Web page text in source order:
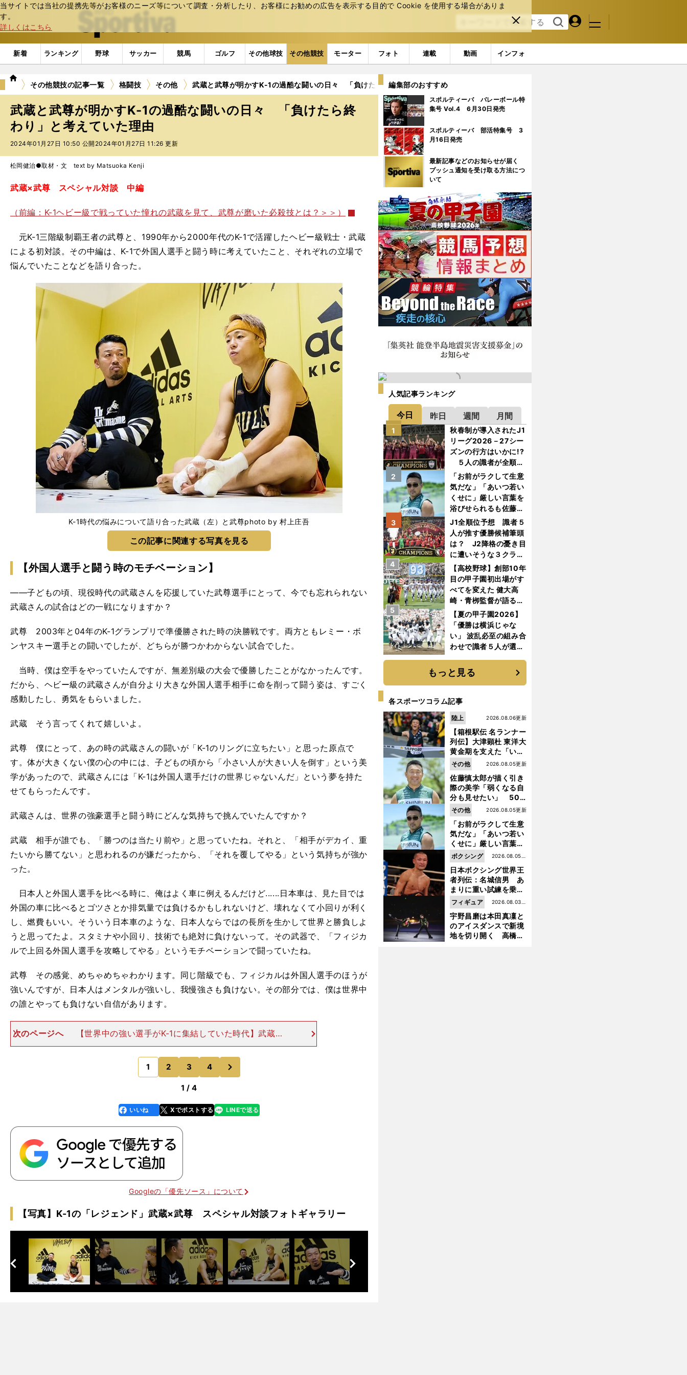
当サイトでは当社の提携先等がお客様のニーズ等について調査・分析したり、お客様にお勧めの広告を表⽰する⽬的で Cookie を使⽤する場合がありま
す。
詳しくはこちら
閉じ
る
web Sportiva (webスポルティーバ)
検索
る
マイペ
ジ
メニュ
新着 ランキング 野球 サッカー 競馬 ゴルフ その他球技 その他競技 モーター フォト 連載 動画 インフォ
we
ポ
ル
テ
ィ
ー
バ
その他競技の記事一覧 格闘技 その他 武蔵と武尊が明かすK-1の過酷な闘いの日々 「負けたら終わり」と考えていた理由
武蔵と武尊が明かすK-1の過酷な闘いの日々 「負けたら終
わり」と考えていた理由
2024年01月27日 10:50 公開 2024年01月27日 11:26 更新
松岡健治●取材・文 text by Matsuoka Kenji
武蔵×武尊 スペシャル対談 中編
（前編：K-1ヘビー級で戦っていた憧れの武蔵を見て、武尊が磨いた必殺技とは？＞＞）
元K-1三階級制覇王者の武尊と、1990年から2000年代のK-1で活躍したヘビー級戦士・武蔵
による初対談。その中編は、K-1で外国人選手と闘う時に考えていたこと、それぞれの立場で
悩んでいたことなどを語り合った。
K-1時代の悩みについて語り合った武蔵（左）と武尊photo by 村上庄吾
この記事に関連する写真を見る
【外国人選手と闘う時のモチベーション】
――子どもの頃、現役時代の武蔵さんを応援していた武尊選手にとって、今でも忘れられない
武蔵さんの試合はどの一戦になりますか？
武尊 2003年と04年のK-1グランプリで準優勝された時の決勝戦です。両方ともレミー・ボ
ンヤスキー選手との闘いでしたが、どちらが勝つかわからない試合でした。
当時、僕は空手をやっていたんですが、無差別級の大会で優勝したことがなかったんです。
だから、ヘビー級の武蔵さんが自分より大きな外国人選手相手に命を削って闘う姿は、すごく
感動したし、勇気をもらいました。
武蔵 そう言ってくれて嬉しいよ。
武尊 僕にとって、あの時の武蔵さんの闘いが「K-1のリングに立ちたい」と思った原点で
す。体が大きくない僕の心の中には、子どもの頃から「小さい人が大きい人を倒す」という美
学があったので、武蔵さんには「K-1は外国人選手だけの世界じゃないんだ」という夢を持た
せてもらったんです。
武蔵さんは、世界の強豪選手と闘う時にどんな気持ちで挑んでいたんですか？
武蔵 相手が誰でも、「勝つのは当たり前や」と思っていたね。それと、「相手がデカイ、重
たいから勝てない」と思われるのが嫌だったから、「それを覆してやる」という気持ちが強か
った。
日本人と外国人選手を比べる時に、俺はよく車に例えるんだけど......日本車は、見た目では
外国の車に比べるとゴツさとか排気量では負けるかもしれないけど、壊れなくて小回りが利く
し、燃費もいい。そういう日本車のような、日本人ならではの長所を生かして世界と勝負しよ
うと思ってたよ。スタミナや小回り、技術でも絶対に負けないって。その武器で、「フィジカ
ルで上回る外国人選手を攻略してやる」というモチベーションで闘っていたね。
武尊 その感覚、めちゃめちゃわかります。同じ階級でも、フィジカルは外国人選手のほうが
強いんですが、日本人はメンタルが強いし、我慢強さも負けない。その部分では、僕は世界中
の誰とやっても負けない自信があります。
次のページへ
【世界中の強い選手がK-1に集結していた時代】武蔵
メンタルを鍛えられたという意味では、俺も武尊くんも空手出身という
こともあるだろうね。基本、試合は"無差別級"だし、普段の稽古でも体
重は関係なく（相
1 2 3 4
のページへ
1 / 4
faceboo
k
いいね Xでポストする
line LINEで送る
Googleの「優先ソース」について
【写真】K-1の「レジェンド」武蔵×武尊 スペシャル対談フォトギャラリー
次
へ
へ
編集部のおすすめ
スポルティーバ バレーボール特
集号 Vol.4 6月30日発売
スポルティーバ 部活特集号 3
月16日発売
最新記事などのお知らせが届く
プッシュ通知を受け取る方法につ
いて
人気記事ランキング
今日 昨日 週間 月間
秋春制が導入されたJ1
リーグ2026－27シー
ズンの行方はいかに!?
５人の識者が全順位
を大胆予想
1
「お前がラクして生意
気だな」「あいつ若い
くせに」厳しい言葉を
浴びせられるも佐藤慎
太郎が貫いた誇りとフ
ァンへの思い
2
J1全順位予想 識者５
人が推す優勝候補筆頭
は？ J2降格の憂き目
に遭いそうな３クラブ
とは？
3
【高校野球】創部10年
目の甲子園初出場がす
べてを変えた 健大高
崎・青栁監督が語る
「機動破壊」はこうし
て生まれた
4
【夏の甲子園2026】
「優勝は横浜じゃな
い」 波乱必至の組み合
わせで識者５人が選ん
5
もっと見る
各スポーツコラム記事
【箱根駅伝 名ランナー
列伝】大津顕杜 東洋大
黄金期を支えた「いぶ
し銀」の存在 最後は同
期の設楽兄弟も受賞で
きなかった金栗杯に輝
く
2026.08.06更新
陸上
佐藤慎太郎が描く引き
際の美学「弱くなる自
分も見せたい」 50
代の競輪人生に影響を
与える伏見俊昭の死に
も言及
2026.08.05更新
その他
「お前がラクして生意
気だな」「あいつ若い
くせに」厳しい言葉を
浴びせられるも佐藤慎
太郎が貫いた誇りとフ
ァンへの思い
2026.08.05更新
その他
日本ボクシング世界王
者列伝：名城信男 あ
まりに重い試練を乗り
越え「大胆さ」と「巧
さ」で築いた時代
2026.08.05更
新
ボクシング
宇野昌磨は本田真凜と
のアイスダンスで新境
地を切り開く 高橋大
2026.08.03更
新
フィギュア